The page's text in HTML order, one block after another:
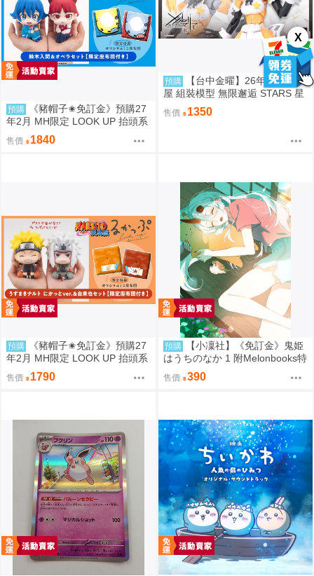
X
預購
《豬帽子✬免訂金》預購27
年2月 MH限定 LOOK UP 抬頭系
列 入間同學入魔了！鈴木入間&
歐佩拉 套組 0812
售價 1840
預購
【台中金曜】26年12月 壽
屋 組裝模型 無限邂逅 STARS 星
星 女僕服Ver 0904
售價 1350
預購
《豬帽子✬免訂金》預購27
年2月 MH限定 LOOK UP 抬頭系
列 火影忍者疾風傳 漩渦鳴人&自
來也 套組 0812
售價 1790
預購
【小凜社】《免訂金》鬼姫
はうちのなか 1 附Melonbooks特
典
售價 390